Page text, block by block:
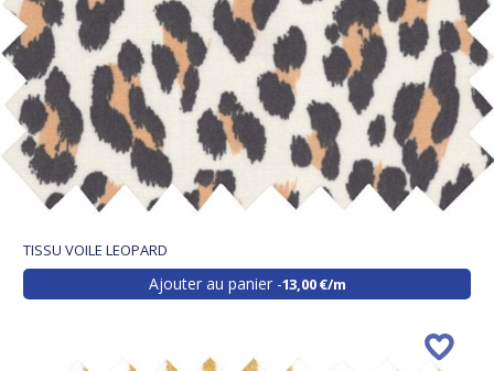
TISSU VOILE LEOPARD
Ajouter au panier 13,00 €/m